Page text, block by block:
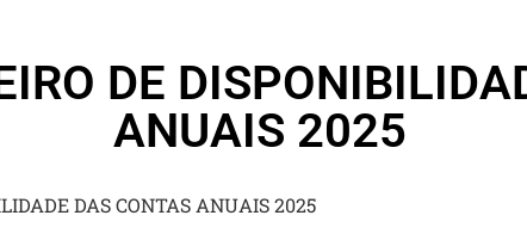
DE
ANUAIS 2025
DAS CONTAS ANUAIS 2025